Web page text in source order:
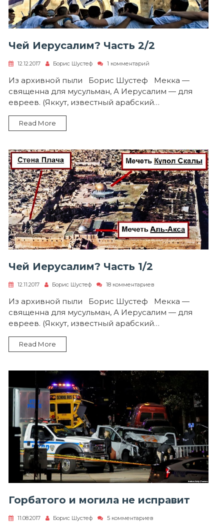
Чей Иерусалим? Часть 2/2
12.12.2017 Борис Шустеф 1 комментарий
Чей
Иерусалим?
Часть
2/2
Из архивной пыли Борис Шустеф Мекка —
священна для мусульман, А Иерусалим — для
евреев. (Яккут, известный арабский…
Read More
Чей Иерусалим? Часть 1/2
12.11.2017 Борис Шустеф 18 комментариев
Чей
Иерусалим?
Часть
Из архивной пыли Борис Шустеф Мекка —
священна для мусульман, А Иерусалим — для
евреев. (Яккут, известный арабский…
Read More
Горбатого и могила не исправит
11.08.2017 Борис Шустеф 5 комментариев